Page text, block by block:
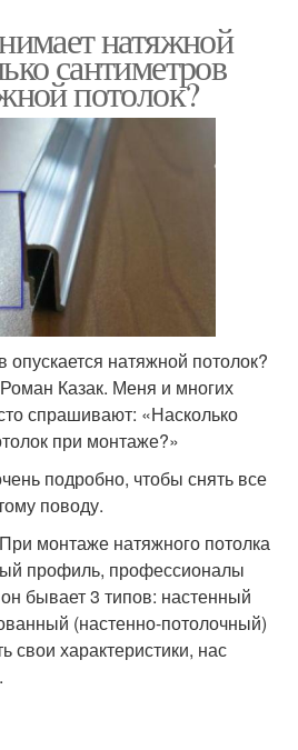
натяжной
сантиметров
потолок?
опускается натяжной потолок?
Казак. Меня и многих
спрашивают: «Насколько
при монтаже?»
подробно, чтобы снять все
поводу.
монтаже натяжного потолка
профиль, профессионалы
бывает 3 типов: настенный
(настенно-потолочный)
свои характеристики, нас